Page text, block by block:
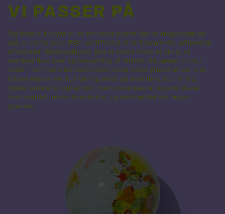
VI PASSER PÅ
Og fordi vi bekymrer os om vores planet lige så meget som du
gør, er vores papir FSC-certificeret eller tilsvarende, afhængigt
af regional tilgængelighed. Det er vores måde at sikre, at
skønhed ikke sker på bekostning af miljøet. Så uanset om du
måler i tommer eller centimeter, lover vores plakat at være et
tidløst mesterværk, trykt og sendt på bestilling, kun til dig.
Oplev kunstens højdepunkt med vores mesterudgave plakat,
hvor kvalitet møder kreativitet, og skønhed kender ingen
grænser.